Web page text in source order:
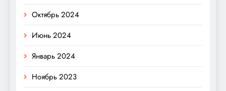
Октябрь 2024
Июнь 2024
Январь 2024
Ноябрь 2023